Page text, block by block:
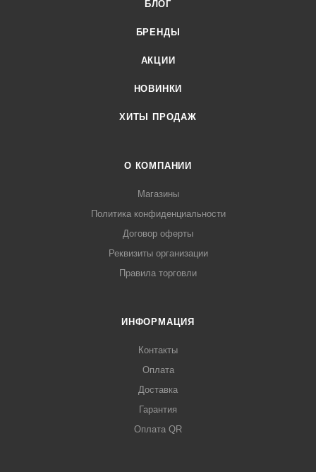
03 или онлайн через корзину личного кабинета.
БЛОГ
БРЕНДЫ
АКЦИИ
НОВИНКИ
ХИТЫ ПРОДАЖ
О КОМПАНИИ
Магазины
Политика конфиденциальности
Договор оферты
Реквизиты организации
Правила торговли
ИНФОРМАЦИЯ
Контакты
Оплата
Доставка
Гарантия
Оплата QR